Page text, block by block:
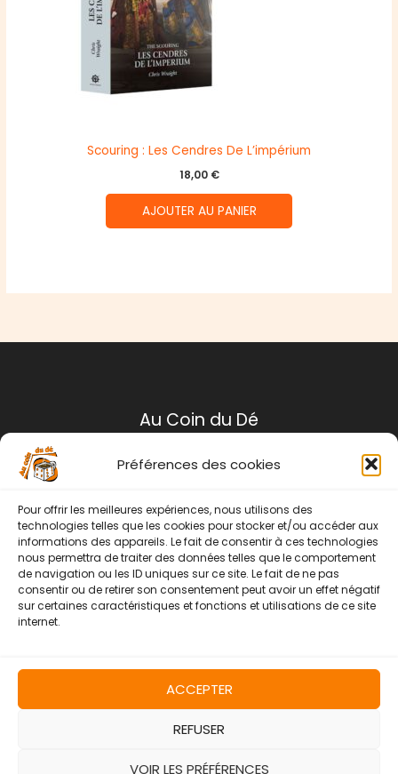
Préférences des cookies
Pour offrir les meilleures expériences, nous utilisons des
technologies telles que les cookies pour stocker et/ou accéder aux
informations des appareils. Le fait de consentir à ces technologies
nous permettra de traiter des données telles que le comportement
de navigation ou les ID uniques sur ce site. Le fait de ne pas
consentir ou de retirer son consentement peut avoir un effet négatif
sur certaines caractéristiques et fonctions et utilisations de ce site
internet.
ACCEPTER
REFUSER
VOIR LES PRÉFÉRENCES
Scouring : Les Cendres De L’impérium
18,00 €
AJOUTER AU PANIER
Au Coin du Dé
Conditions générales de ventes
Politique de retour
Contact
Instagram Facebook